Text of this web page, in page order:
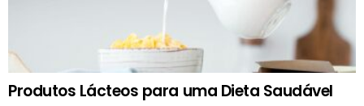
Produtos Lácteos para uma Dieta Saudável